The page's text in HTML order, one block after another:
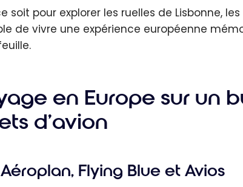
soit pour explorer les ruelles de Lisbonne,
de vivre une expérience européenne
en Europe sur un
d’avion
Aéroplan, Flying Blue et Avios